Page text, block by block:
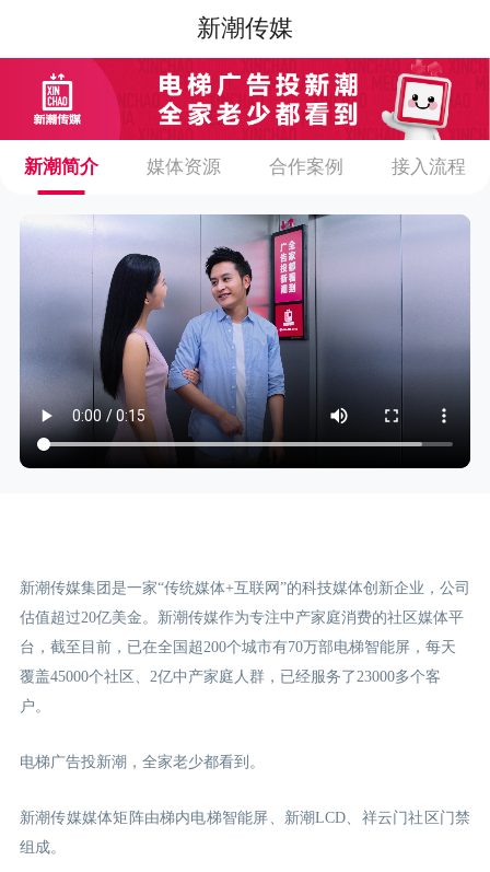
新潮传媒
新潮简介 媒体资源 合作案例 接入流程
新潮传媒集团是一家“传统媒体+互联网”的科技媒体创新企业，公司
估值超过20亿美金。新潮传媒作为专注中产家庭消费的社区媒体平
台，截至目前，已在全国超200个城市有70万部电梯智能屏，每天
覆盖45000个社区、2亿中产家庭人群，已经服务了23000多个客
户。
电梯广告投新潮，全家老少都看到。
新潮传媒媒体矩阵由梯内电梯智能屏、新潮LCD、祥云门社区门禁
组成。